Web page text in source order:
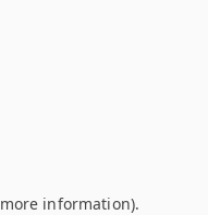
information).